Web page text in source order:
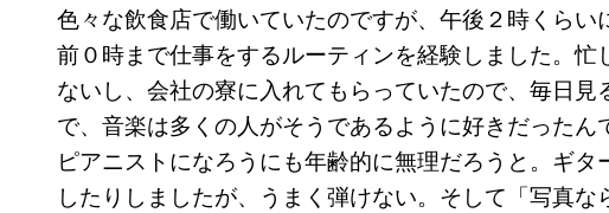
色々な飲食店で働いていたのですが、午後２時くら
前０時まで仕事をするルーティンを経験しました。忙
ないし、会社の寮に入れてもらっていたので、毎日
で、音楽は多くの人がそうであるように好きだったん
ピアニストになろうにも年齢的に無理だろうと。ギ
したりしましたが、うまく弾けない。そして「写真